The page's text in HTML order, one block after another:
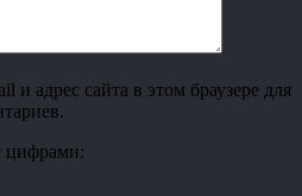
и адрес сайта в этом браузере для
цифрами: